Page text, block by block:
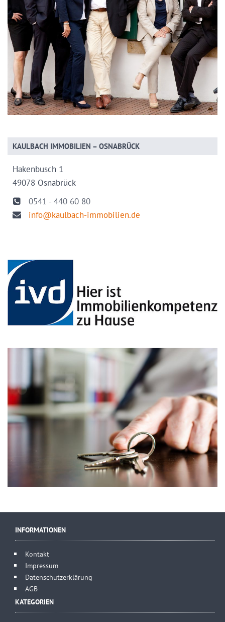
KAULBACH IMMOBILIEN – OSNABRÜCK
Hakenbusch 1
49078 Osnabrück
0541 - 440 60 80
info@kaulbach-immobilien.de
INFORMATIONEN
Kontakt
Impressum
Datenschutzerklärung
AGB
KATEGORIEN